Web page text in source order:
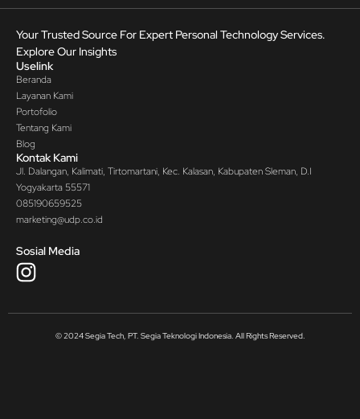
Your Trusted Source For Expert Personal Technology Services.
Explore Our Insights
Uselink
Beranda
Layanan Kami
Portofolio
Tentang Kami
Blog
Kontak Kami
Jl. Dalangan, Kalimati, Tirtomartani, Kec. Kalasan, Kabupaten Sleman, D.I
Yogyakarta 55571
085190659525
marketing@udp.co.id
Sosial Media
© 2024 Segia Tech, PT. Segia Teknologi Indonesia. All Rights Reserved.